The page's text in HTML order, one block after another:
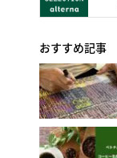
おすすめ記事